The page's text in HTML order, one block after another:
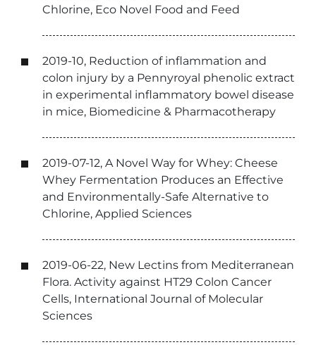
Chlorine, Eco Novel Food and Feed
2019-10, Reduction of inflammation and
colon injury by a Pennyroyal phenolic extract
in experimental inflammatory bowel disease
in mice, Biomedicine & Pharmacotherapy
2019-07-12, A Novel Way for Whey: Cheese
Whey Fermentation Produces an Effective
and Environmentally-Safe Alternative to
Chlorine, Applied Sciences
2019-06-22, New Lectins from Mediterranean
Flora. Activity against HT29 Colon Cancer
Cells, International Journal of Molecular
Sciences